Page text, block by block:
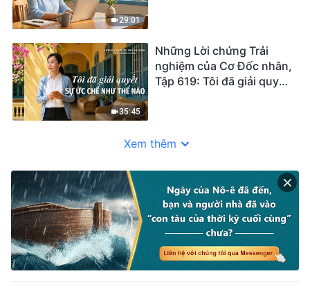
29:01
35:45
Những Lời chứng Trải
nghiệm của Cơ Đốc nhân,
Tập 619: Tôi đã giải quyết
Xem thêm